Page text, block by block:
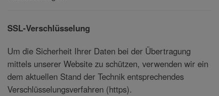
SSL-Verschlüsselung
Um die Sicherheit Ihrer Daten bei der Übertragung
mittels unserer Website zu schützen, verwenden wir ein
dem aktuellen Stand der Technik entsprechendes
Verschlüsselungsverfahren (https).